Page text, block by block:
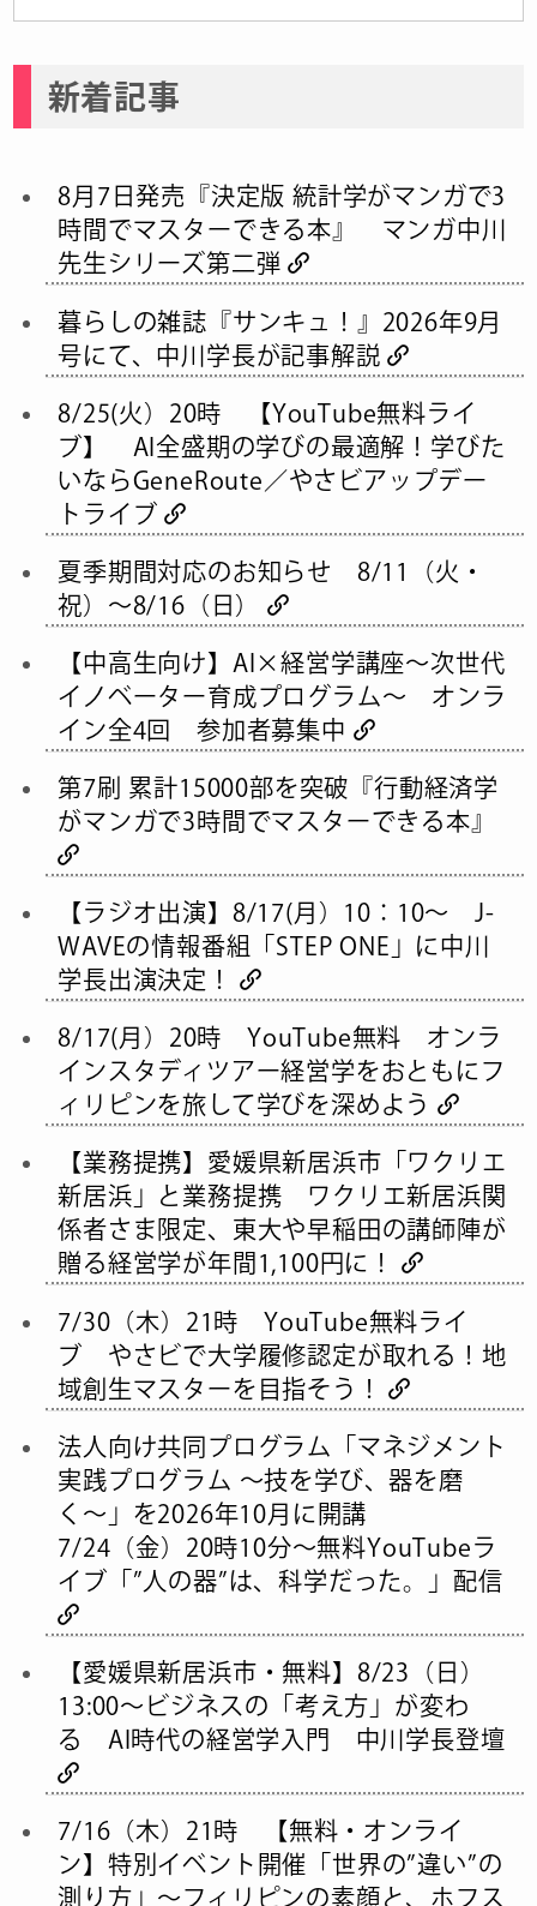
新着記事
8月7日発売『決定版 統計学がマンガで3
時間でマスターできる本』 マンガ中川
先生シリーズ第二弾
暮らしの雑誌『サンキュ！』2026年9月
号にて、中川学長が記事解説
8/25(火）20時 【YouTube無料ライ
ブ】 AI全盛期の学びの最適解！学びた
いならGeneRoute／やさビアップデー
トライブ
夏季期間対応のお知らせ 8/11（火・
祝）～8/16（日）
【中高生向け】AI×経営学講座～次世代
イノベーター育成プログラム～ オンラ
イン全4回 参加者募集中
第7刷 累計15000部を突破『行動経済学
がマンガで3時間でマスターできる本』
【ラジオ出演】8/17(月）10：10～ J-
WAVEの情報番組「STEP ONE」に中川
学長出演決定！
8/17(月）20時 YouTube無料 オンラ
インスタディツアー経営学をおともにフ
ィリピンを旅して学びを深めよう
【業務提携】愛媛県新居浜市「ワクリエ
新居浜」と業務提携 ワクリエ新居浜関
係者さま限定、東大や早稲田の講師陣が
贈る経営学が年間1,100円に！
7/30（木）21時 YouTube無料ライ
ブ やさビで大学履修認定が取れる！地
域創生マスターを目指そう！
法人向け共同プログラム「マネジメント
実践プログラム 〜技を学び、器を磨
く〜」を2026年10月に開講
7/24（金）20時10分～無料YouTubeラ
イブ「”人の器”は、科学だった。」配信
【愛媛県新居浜市・無料】8/23（日）
13:00〜ビジネスの「考え方」が変わ
る AI時代の経営学入門 中川学長登壇
7/16（木）21時 【無料・オンライ
ン】特別イベント開催「世界の”違い”の
測り方」〜フィリピンの素顔と、ホフス